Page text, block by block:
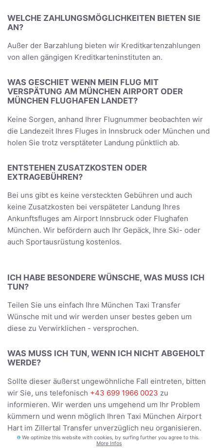
WELCHE ZAHLUNGSMÖGLICHKEITEN BIETEN SIE
AN?
Außer der Barzahlung bieten wir Kreditkartenzahlungen
von allen gängigen Kreditkarteninstituten an.
WAS GESCHIET WENN MEIN FLUG MIT
VERSPÄTUNG AM MÜNCHEN AIRPORT ODER
MÜNCHEN FLUGHAFEN LANDET?
Keine Sorgen, anhand Ihrer Flugnummer beobachten wir
die Landezeit Ihres Fluges in Innsbruck oder München und
holen Sie trotz versptäteter Landung pünktlich ab.
ENTSTEHEN ZUSATZKOSTEN ODER
EXTRAGEBÜHREN?
Bei uns gibt es keine versteckten Gebühren und auch
keine Zusatzkosten bei verspäteter Landung Ihres
Ankunftsfluges am Airport Innsbruck oder Flughafen
München. Wir befördern auch Ihr Gepäck, Ihre Ski- oder
auch Sportausrüstung kostenlos.
ICH HABE BESONDERE WÜNSCHE, WAS MUSS ICH
TUN?
Teilen Sie uns einfach Ihre München Taxi Transfer
Wünsche mit und wir werden unser bestes geben um
diese zu Verwirklichen - versprochen.
WAS MUSS ICH TUN, WENN ICH NICHT ABGEHOLT
WERDE?
Sollte dieser äußerst ungewöhnliche Fall eintreten, bitten
wir Sie, uns telefonisch +43 699 1966 0023 zu
informieren. Wir werden uns umgehend um Ihr Problem
kümmern und wenn möglich Ihren Taxi München Airport
Hart im Zillertal Transfer unverzüglich neu organisieren.
We optimize this website with cookies, by surfing further you agree to this.
More Infos